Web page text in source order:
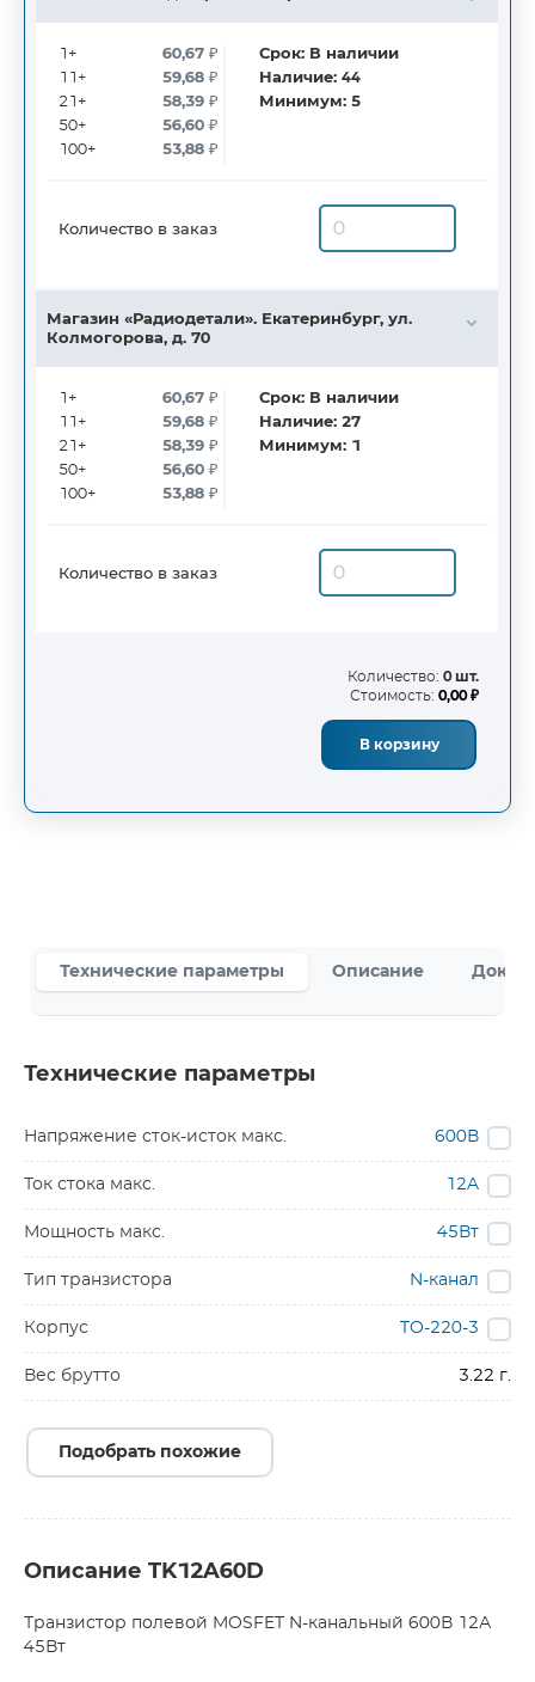
1+
11+
21+
50+
100+
60,67₽
59,68₽
58,39₽
56,60₽
53,88₽
Срок: В наличии
Наличие:44
Минимум:5
Количество в заказ
Магазин «Радиодетали». Екатеринбург, ул.
Колмогорова, д. 70
1+
11+
21+
50+
100+
60,67₽
59,68₽
58,39₽
56,60₽
53,88₽
Срок: В наличии
Наличие:27
Минимум: 1
Количество в заказ
Количество: 0 шт.
Стоимость: 0,00 ₽
В корзину
Технические параметры Описание
Технические параметры
Напряжение сток-исток макс. 600В
Ток стока макс. 12A
Мощность макс. 45Вт
Тип транзистора N-канал
Корпус TO-220-3
Вес брутто 3.22 г.
Подобрать похожие
Описание TK12A60D
Транзистор полевой MOSFET N-канальный 600В 12А
45Вт